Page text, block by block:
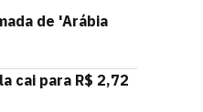
de 'Arábia
cai para R$ 2,72